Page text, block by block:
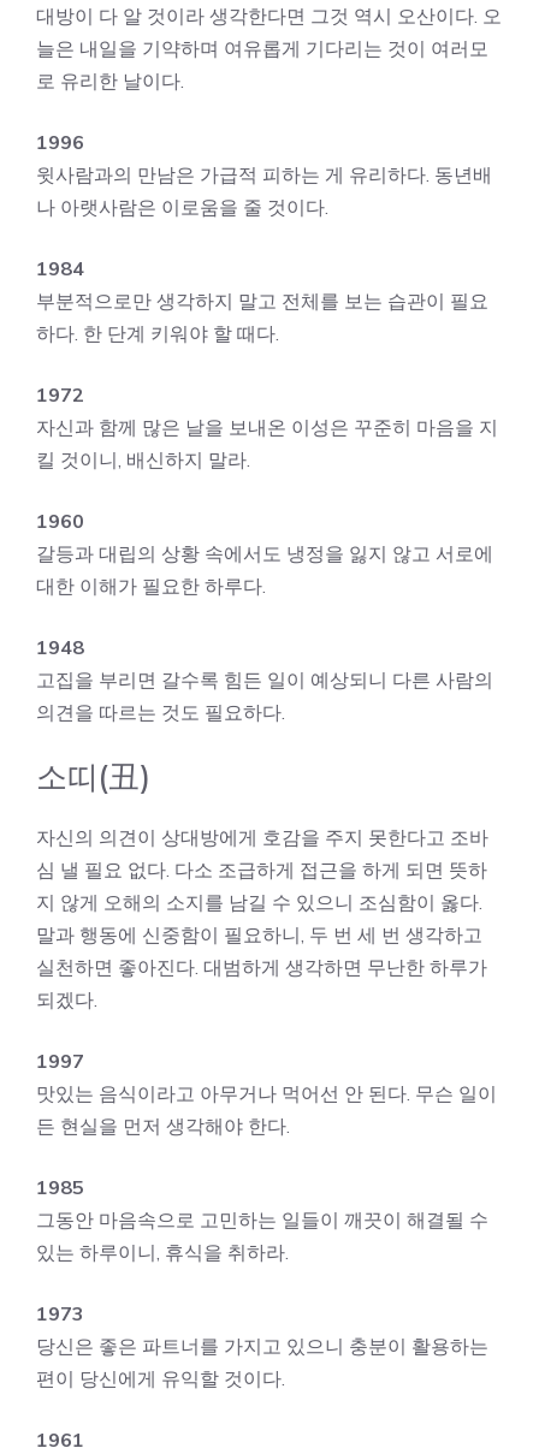
대방이 다 알 것이라 생각한다면 그것 역시 오산이다. 오
늘은 내일을 기약하며 여유롭게 기다리는 것이 여러모
로 유리한 날이다.
1996
윗사람과의 만남은 가급적 피하는 게 유리하다. 동년배
나 아랫사람은 이로움을 줄 것이다.
1984
부분적으로만 생각하지 말고 전체를 보는 습관이 필요
하다. 한 단계 키워야 할 때다.
1972
자신과 함께 많은 날을 보내온 이성은 꾸준히 마음을 지
킬 것이니, 배신하지 말라.
1960
갈등과 대립의 상황 속에서도 냉정을 잃지 않고 서로에
대한 이해가 필요한 하루다.
1948
고집을 부리면 갈수록 힘든 일이 예상되니 다른 사람의
의견을 따르는 것도 필요하다.
소띠(丑)
자신의 의견이 상대방에게 호감을 주지 못한다고 조바
심 낼 필요 없다. 다소 조급하게 접근을 하게 되면 뜻하
지 않게 오해의 소지를 남길 수 있으니 조심함이 옳다.
말과 행동에 신중함이 필요하니, 두 번 세 번 생각하고
실천하면 좋아진다. 대범하게 생각하면 무난한 하루가
되겠다.
1997
맛있는 음식이라고 아무거나 먹어선 안 된다. 무슨 일이
든 현실을 먼저 생각해야 한다.
1985
그동안 마음속으로 고민하는 일들이 깨끗이 해결될 수
있는 하루이니, 휴식을 취하라.
1973
당신은 좋은 파트너를 가지고 있으니 충분이 활용하는
편이 당신에게 유익할 것이다.
1961